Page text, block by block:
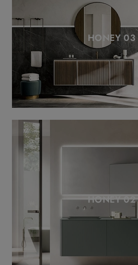
HONEY 03
HONEY 02